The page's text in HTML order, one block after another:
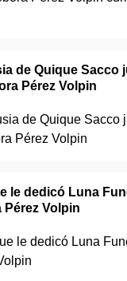
de Quique Sacco
Pérez Volpin
le dedicó Luna
Pérez Volpin